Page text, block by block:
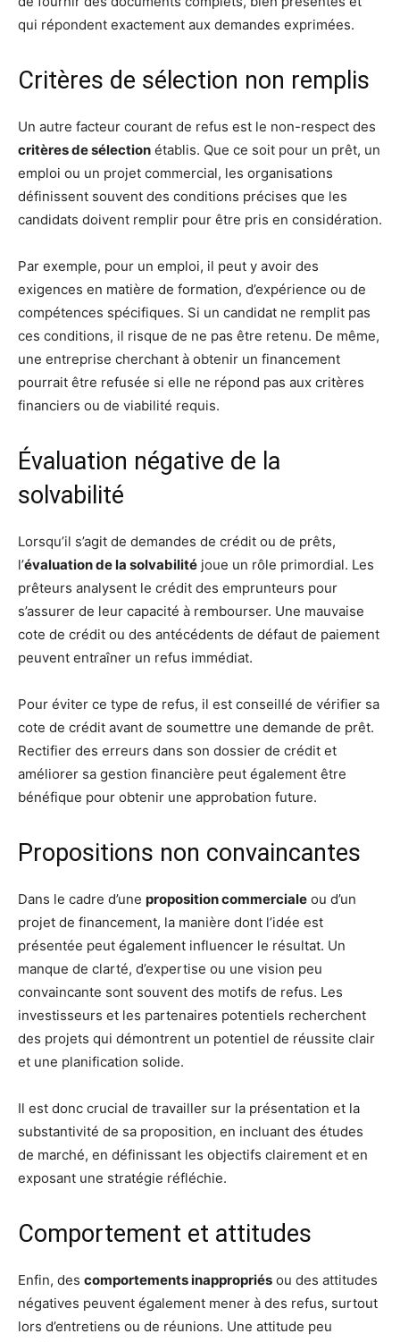
qui répondent exactement aux demandes exprimées.
Critères de sélection non remplis
Un autre facteur courant de refus est le non-respect des
critères de sélection établis. Que ce soit pour un prêt, un
emploi ou un projet commercial, les organisations
définissent souvent des conditions précises que les
candidats doivent remplir pour être pris en considération.
Par exemple, pour un emploi, il peut y avoir des
exigences en matière de formation, d’expérience ou de
compétences spécifiques. Si un candidat ne remplit pas
ces conditions, il risque de ne pas être retenu. De même,
une entreprise cherchant à obtenir un financement
pourrait être refusée si elle ne répond pas aux critères
financiers ou de viabilité requis.
Évaluation négative de la
solvabilité
Lorsqu’il s’agit de demandes de crédit ou de prêts,
l’évaluation de la solvabilité joue un rôle primordial. Les
prêteurs analysent le crédit des emprunteurs pour
s’assurer de leur capacité à rembourser. Une mauvaise
cote de crédit ou des antécédents de défaut de paiement
peuvent entraîner un refus immédiat.
Pour éviter ce type de refus, il est conseillé de vérifier sa
cote de crédit avant de soumettre une demande de prêt.
Rectifier des erreurs dans son dossier de crédit et
améliorer sa gestion financière peut également être
bénéfique pour obtenir une approbation future.
Propositions non convaincantes
Dans le cadre d’une proposition commerciale ou d’un
projet de financement, la manière dont l’idée est
présentée peut également influencer le résultat. Un
manque de clarté, d’expertise ou une vision peu
convaincante sont souvent des motifs de refus. Les
investisseurs et les partenaires potentiels recherchent
des projets qui démontrent un potentiel de réussite clair
et une planification solide.
Il est donc crucial de travailler sur la présentation et la
substantivité de sa proposition, en incluant des études
de marché, en définissant les objectifs clairement et en
exposant une stratégie réfléchie.
Comportement et attitudes
Enfin, des comportements inappropriés ou des attitudes
négatives peuvent également mener à des refus, surtout
lors d’entretiens ou de réunions. Une attitude peu